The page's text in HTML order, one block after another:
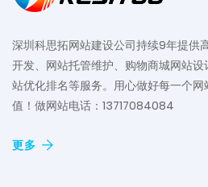
深圳科思拓网站建设公司持续9年提供
开发、网站托管维护、购物商城网站
站优化排名等服务。用心做好每一个
值！做网站电话：13717084084
更多